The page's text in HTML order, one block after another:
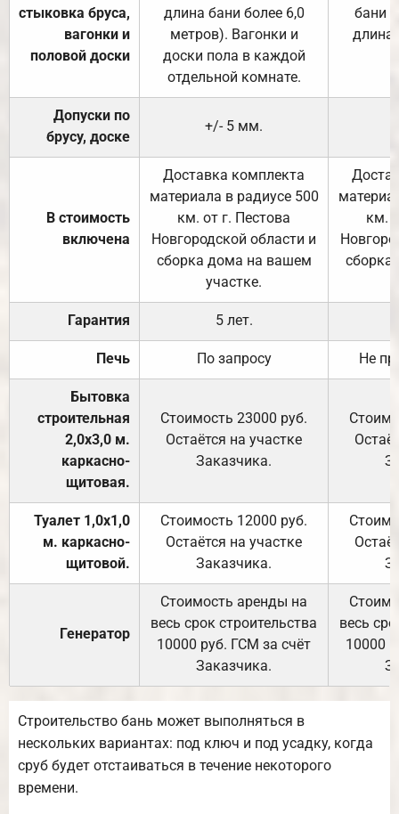
стыковка бруса,
вагонки и
половой доски
длина бани более 6,0
метров). Вагонки и
доски пола в каждой
отдельной комнате.
бани
длина
Допуски по
брусу, доске
+/- 5 мм.
В стоимость
включена
Доставка комплекта
материала в радиусе 500
км. от г. Пестова
Новгородской области и
сборка дома на вашем
участке.
км.
Гарантия 5 лет.
Печь По запросу Не
Бытовка
строительная
2,0х3,0 м.
каркасно-
щитовая.
Стоимость 23000 руб.
Остаётся на участке
Заказчика.
Туалет 1,0х1,0
м. каркасно-
щитовой.
Стоимость 12000 руб.
Остаётся на участке
Заказчика.
Генератор
Стоимость аренды на
весь срок строительства
10000 руб. ГСМ за счёт
Заказчика.
весь
10000
Строительство бань может выполняться в
нескольких вариантах: под ключ и под усадку, когда
сруб будет отстаиваться в течение некоторого
времени.